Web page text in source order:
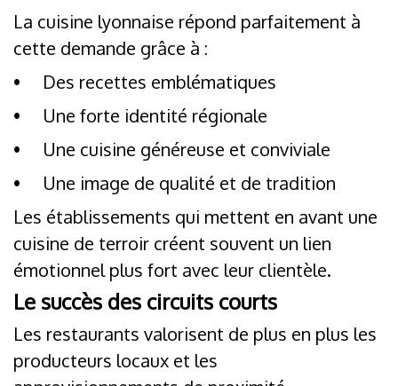
La cuisine lyonnaise répond parfaitement à
cette demande grâce à :
•
Des recettes emblématiques
•
Une forte identité régionale
•
Une cuisine généreuse et conviviale
•
Une image de qualité et de tradition
Les établissements qui mettent en avant une
cuisine de terroir créent souvent un lien
émotionnel plus fort avec leur clientèle.
Le succès des circuits courts
Les restaurants valorisent de plus en plus les
producteurs locaux et les